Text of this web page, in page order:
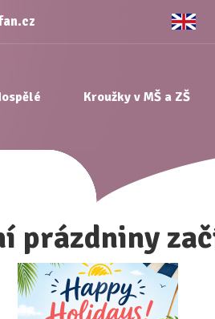
Kroužky v MŠ a ZŠ
prázdniny